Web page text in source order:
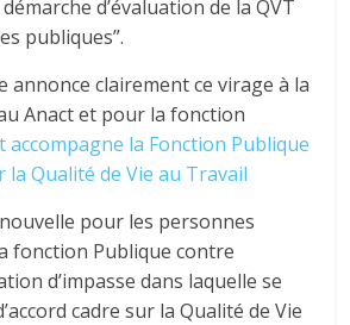
d’évaluation de la QVT
publiques”.
annonce clairement ce virage à la
Anact et pour la fonction
accompagne la Fonction Publique
Qualité de Vie au Travail
pour les personnes
fonction Publique contre
d’impasse dans laquelle se
cadre sur la Qualité de Vie